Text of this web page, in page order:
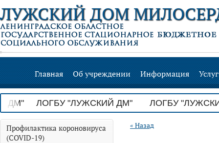
ЛУЖСКИЙ ДОМ
Главная Об учреждении Информация
ЛОГБУ "ЛУЖСКИЙ ДМ" ЛОГБУ
Профилактика короновируса
(COVID-19)
« Назад